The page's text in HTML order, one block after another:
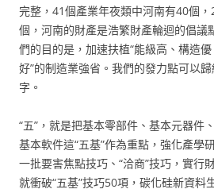
完整，41個產業年夜類中河南有40個
個，河南的財產是浩繁財產輪迴的倡議
們的目的是，加速扶植“能級高、構造
好”的制造業強省。我們的發力點可以歸
字。
“五”，就是把基本零部件、基本元器件
基本軟件這“五基”作為重點，強化產學
一批要害焦點技巧、“洽商”技巧，實行
就衝破“五基”技巧50項，碳化硅新資料